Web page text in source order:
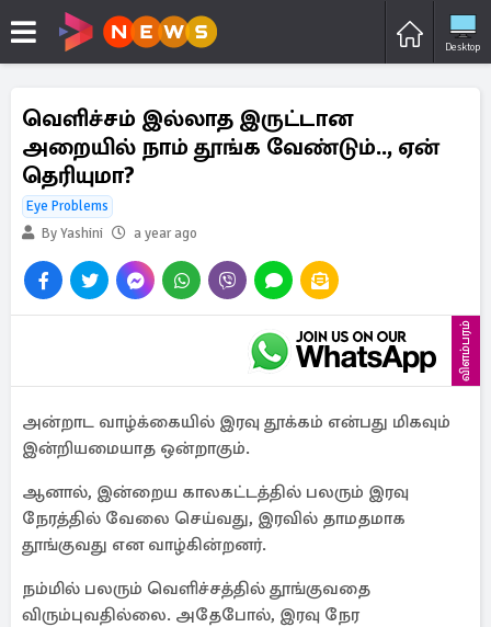
Desktop
வெளிச்சம் இல்லாத இருட்டான
அறையில் நாம் தூங்க வேண்டும்.., ஏன்
தெரியுமா?
Eye Problems
By Yashini
a year ago
விளம்பரம்
அன்றாட வாழ்க்கையில் இரவு தூக்கம் என்பது மிகவும்
இன்றியமையாத ஒன்றாகும்.
ஆனால், இன்றைய காலகட்டத்தில் பலரும் இரவு
நேரத்தில் வேலை செய்வது, இரவில் தாமதமாக
தூங்குவது என வாழ்கின்றனர்.
நம்மில் பலரும் வெளிச்சத்தில் தூங்குவதை
விரும்புவதில்லை. அதேபோல், இரவு நேர